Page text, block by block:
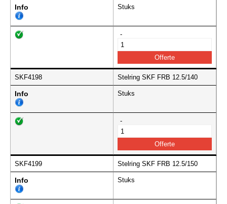
Info Stuks
-
SKF4198 Stelring SKF FRB 12.5/140
Info Stuks
-
SKF4199 Stelring SKF FRB 12.5/150
Info Stuks